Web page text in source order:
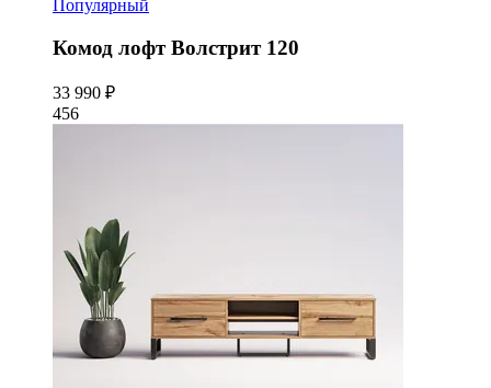
Популярный
Комод лофт Волстрит 120
33 990 ₽
456